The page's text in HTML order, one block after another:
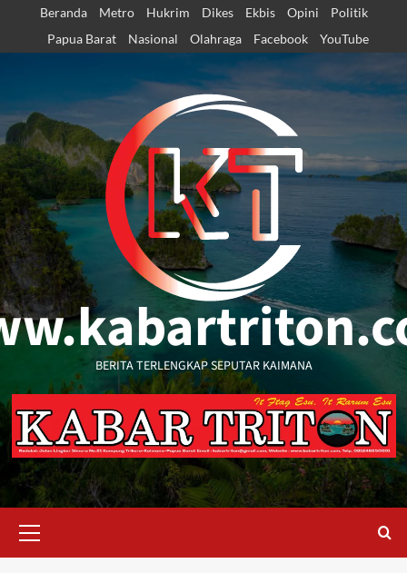
content
Beranda Metro Hukrim Dikes Ekbis Opini
Politik
Papua Barat
Nasional Olahraga Facebook YouTube
BERITA TERLENGKAP SEPUTAR KAIMANA
Menu